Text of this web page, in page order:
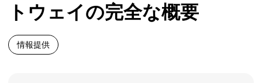
トウェイの完全な概要
情報提供